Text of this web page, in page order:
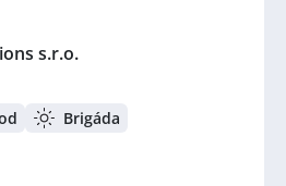
s.r.o.
Brigáda